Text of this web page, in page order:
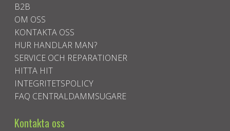
B2B
OM OSS
KONTAKTA OSS
HUR HANDLAR MAN?
SERVICE OCH REPARATIONER
HITTA HIT
INTEGRITETSPOLICY
FAQ CENTRALDAMMSUGARE
Kontakta oss